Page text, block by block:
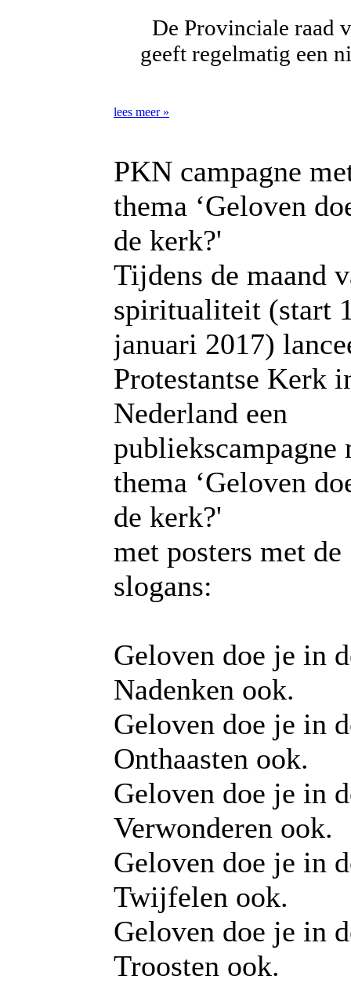
De Provinciale raad
geeft regelmatig een
lees meer »
PKN campagne
thema ‘Geloven
de kerk?'
Tijdens de maand
spiritualiteit (start
januari 2017)
Protestantse Kerk
Nederland een
publiekscampagne
thema ‘Geloven
de kerk?'
met posters met de
slogans:
Geloven doe je in
Nadenken ook.
Geloven doe je in
Onthaasten ook.
Geloven doe je in
Verwonderen ook.
Geloven doe je in
Twijfelen ook.
Geloven doe je in
Troosten ook.